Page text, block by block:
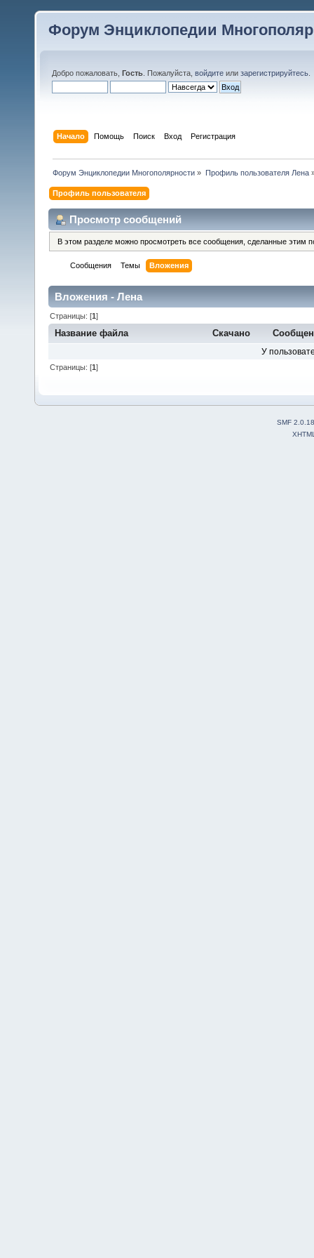
Форум Энциклопедии
Добро пожаловать, Гость . Пожалуйста, войдите или зарегистрируйтесь
Начало Помощь Поиск Вход Регистрация
Форум Энциклопедии Многополярности » Профиль пользователя Лена
Профиль пользователя
Просмотр сообщений
В этом разделе можно просмотреть все сообщения, сделанные этим
Сообщения Темы Вложения
Вложения - Лена
Страницы: [1]
Название файла Скачано
У
Страницы: [1]
SMF 2.0.18